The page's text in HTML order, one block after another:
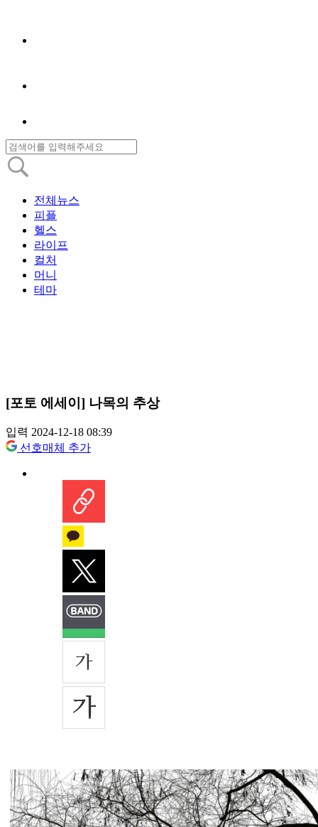
전체뉴스
피플
헬스
라이프
컬처
머니
테마
[포토 에세이] 나목의 추상
입력 2024-12-18 08:39
선호매체 추가